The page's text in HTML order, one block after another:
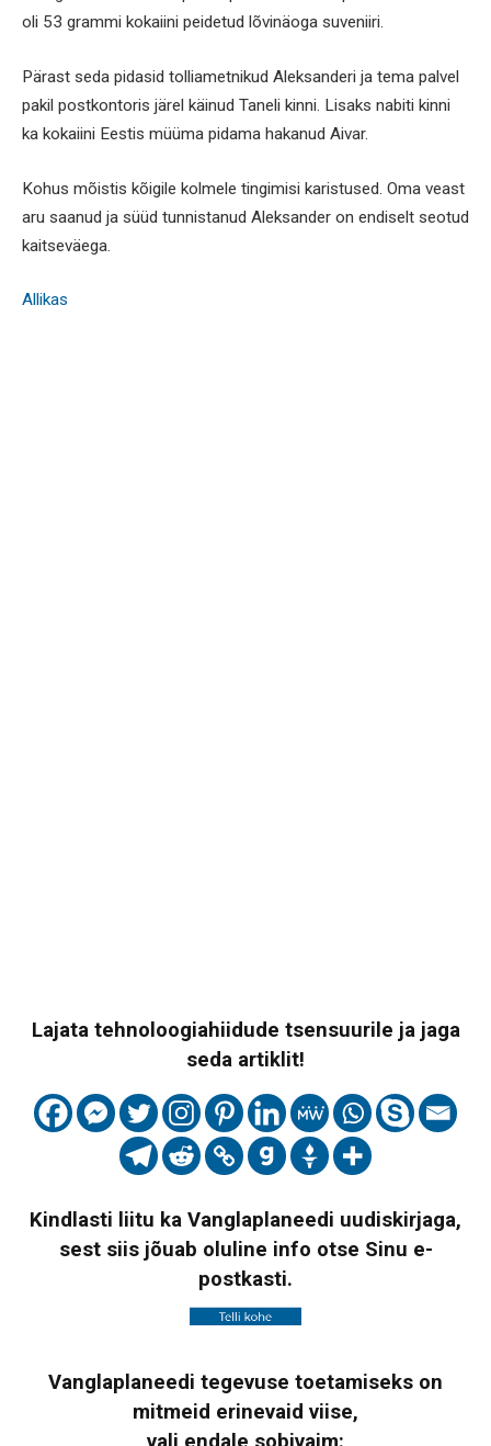
oli 53 grammi kokaiini peidetud lõvinäoga suveniiri.
Pärast seda pidasid tolliametnikud Aleksanderi ja tema palvel
pakil postkontoris järel käinud Taneli kinni. Lisaks nabiti kinni
ka kokaiini Eestis müüma pidama hakanud Aivar.
Kohus mõistis kõigile kolmele tingimisi karistused. Oma veast
aru saanud ja süüd tunnistanud Aleksander on endiselt seotud
kaitseväega.
Allikas
Lajata tehnoloogiahiidude tsensuurile ja jaga
seda artiklit!
Kindlasti liitu ka Vanglaplaneedi uudiskirjaga,
sest siis jõuab oluline info otse Sinu e-
postkasti.
Vanglaplaneedi tegevuse toetamiseks on
mitmeid erinevaid viise,